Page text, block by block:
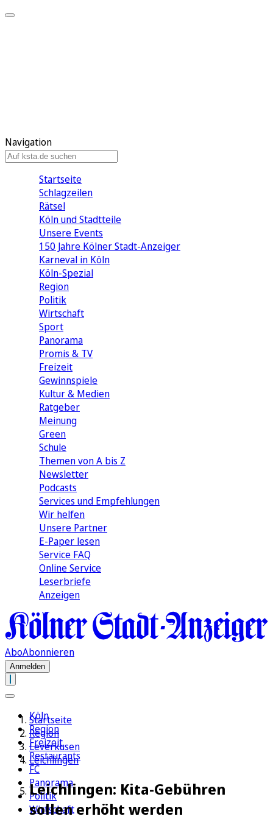
Navigation
Startseite
Schlagzeilen
Rätsel
Köln und Stadtteile
Unsere Events
150 Jahre Kölner Stadt-Anzeiger
Karneval in Köln
Köln-Spezial
Region
Politik
Wirtschaft
Sport
Panorama
Promis & TV
Freizeit
Gewinnspiele
Kultur & Medien
Ratgeber
Meinung
Green
Schule
Themen von A bis Z
Newsletter
Podcasts
Services und Empfehlungen
Wir helfen
Unsere Partner
E-Paper lesen
Service FAQ
Online Service
Leserbriefe
Anzeigen
AboAbonnieren
Anmelden
Köln
Region
Freizeit
Restaurants
FC
Panorama
Politik
Wirtschaft
Startseite
Region
Leverkusen
Leichlingen
Leichlingen: Kita-Gebühren
sollen erhöht werden